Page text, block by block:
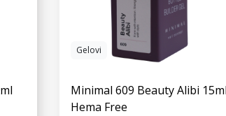
Gelovi
Minimal 609 Beauty Alibi 15ml
Hema Free